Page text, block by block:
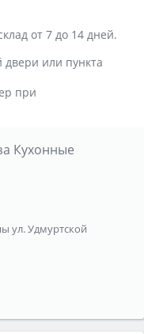
от 7 до 14 дней.
двери или пункта
при
Кухонные
ул. Удмуртской